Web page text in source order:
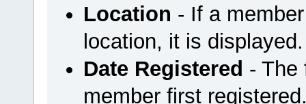
Location - If a
location, it is displayed.
Date Registered - The
member first